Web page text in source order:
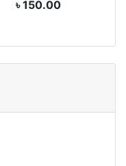
৳ 150.00